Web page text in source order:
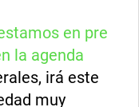
en pre
la agenda
irá este
muy